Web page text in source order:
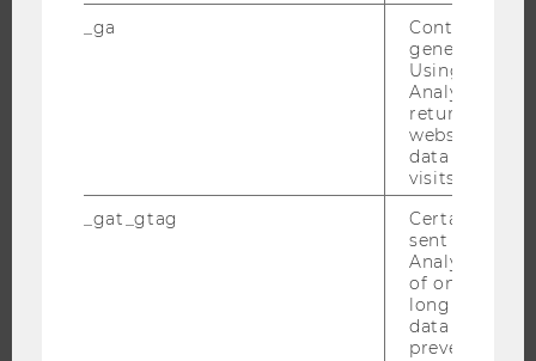
_ga
Contains a
generated
Using this
Analytics can
returning
website and
data from
visits.
_gat_gtag
Certain data
sent to
Analytics a
of once per
long as it is
data
prevented.